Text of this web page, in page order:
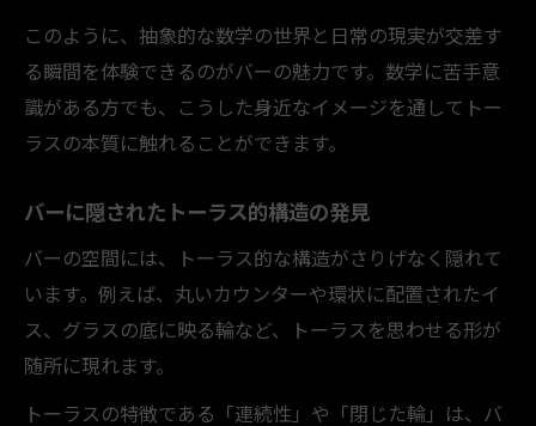
このように、抽象的な数学の世界と日常の現実が交差す
る瞬間を体験できるのがバーの魅力です。数学に苦手意
識がある方でも、こうした身近なイメージを通してトー
ラスの本質に触れることができます。
バーに隠されたトーラス的構造の発見
バーの空間には、トーラス的な構造がさりげなく隠れて
います。例えば、丸いカウンターや環状に配置されたイ
ス、グラスの底に映る輪など、トーラスを思わせる形が
随所に現れます。
トーラスの特徴である「連続性」や「閉じた輪」は、バ